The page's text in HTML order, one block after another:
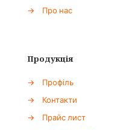
→
Про нас
Продукція
→
Профіль
→
Контакти
→
Прайс лист